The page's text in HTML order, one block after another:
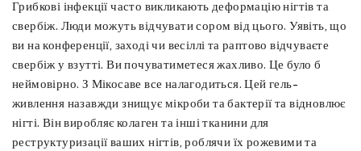
Грибкові інфекції часто викликають деформацію нігтів та
свербіж. Люди можуть відчувати сором від цього. Уявіть, що
ви на конференції, заході чи весіллі та раптово відчуваєте
свербіж у взутті. Ви почуватиметеся жахливо. Це було б
неймовірно. З Мікосаве все налагодиться. Цей гель-
живлення назавжди знищує мікроби та бактерії та відновлює
нігті. Він виробляє колаген та інші тканини для
реструктуризації ваших нігтів, роблячи їх рожевими та